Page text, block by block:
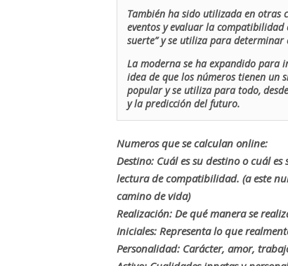
También ha sido utilizada en otras
eventos y evaluar la compatibilidad
suerte” y se utiliza para
La moderna se ha expandido para
idea de que los números tienen un
popular y se utiliza para todo,
y la predicción del futuro.
Numeros que se calculan online:
Destino: Cuál es su destino o cuál
lectura de compatibilidad. (a este
camino de vida)
Realización: De qué manera se
Iniciales: Representa lo que
Personalidad: Carácter, amor,